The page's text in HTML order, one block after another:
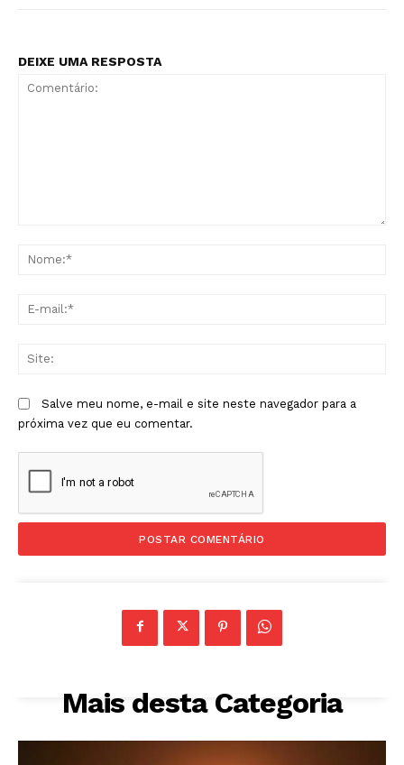
DEIXE UMA RESPOSTA
Salve meu nome, e-mail e site neste navegador para a
próxima vez que eu comentar.
Mais desta Categoria